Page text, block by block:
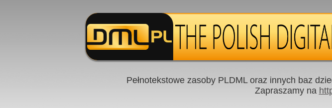
Pełnotekstowe zasoby PLDML oraz innych baz
Zapraszamy na